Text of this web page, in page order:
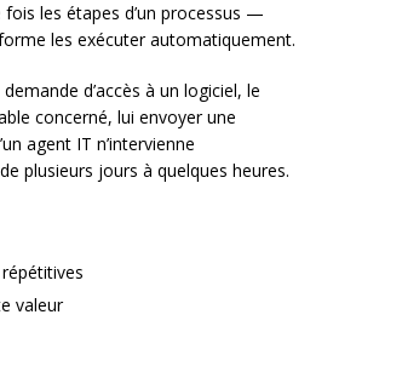
les étapes d’un processus —
les exécuter automatiquement.
d’accès à un logiciel, le
concerné, lui envoyer une
agent IT n’intervienne
plusieurs jours à quelques heures.
valeur